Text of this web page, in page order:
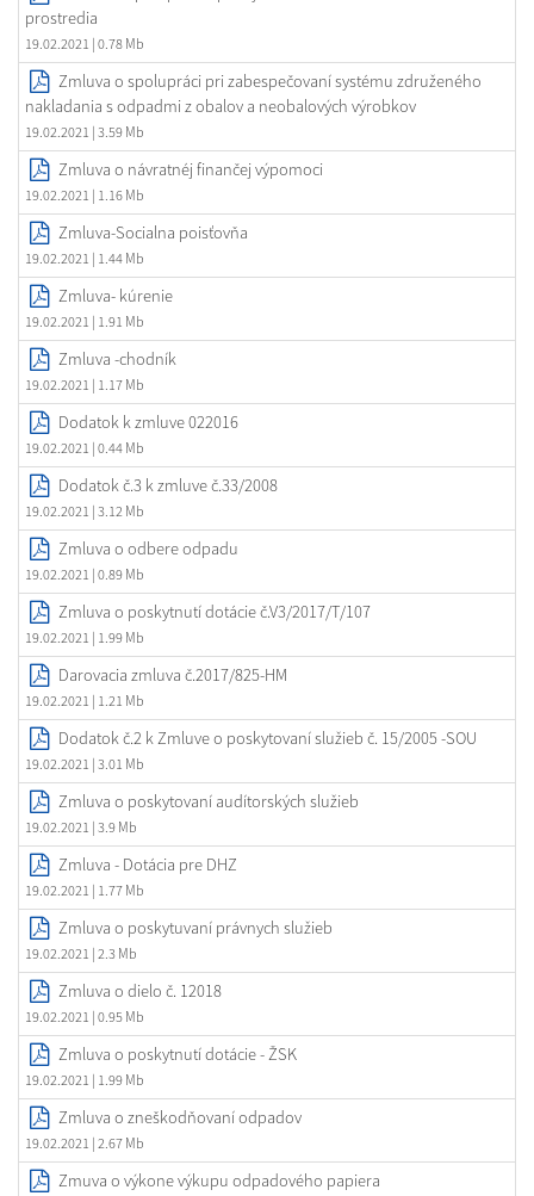
prostredia
19.02.2021 | 0.78 Mb
Zmluva o spolupráci pri zabespečovaní systému združeného
nakladania s odpadmi z obalov a neobalových výrobkov
19.02.2021 | 3.59 Mb
Zmluva o návratnéj finančej výpomoci
19.02.2021 | 1.16 Mb
Zmluva-Socialna poisťovňa
19.02.2021 | 1.44 Mb
Zmluva- kúrenie
19.02.2021 | 1.91 Mb
Zmluva -chodník
19.02.2021 | 1.17 Mb
Dodatok k zmluve 022016
19.02.2021 | 0.44 Mb
Dodatok č.3 k zmluve č.33/2008
19.02.2021 | 3.12 Mb
Zmluva o odbere odpadu
19.02.2021 | 0.89 Mb
Zmluva o poskytnutí dotácie č.V3/2017/T/107
19.02.2021 | 1.99 Mb
Darovacia zmluva č.2017/825-HM
19.02.2021 | 1.21 Mb
Dodatok č.2 k Zmluve o poskytovaní služieb č. 15/2005 -SOU
19.02.2021 | 3.01 Mb
Zmluva o poskytovaní audítorských služieb
19.02.2021 | 3.9 Mb
Zmluva - Dotácia pre DHZ
19.02.2021 | 1.77 Mb
Zmluva o poskytuvaní právnych služieb
19.02.2021 | 2.3 Mb
Zmluva o dielo č. 12018
19.02.2021 | 0.95 Mb
Zmluva o poskytnutí dotácie - ŽSK
19.02.2021 | 1.99 Mb
Zmluva o zneškodňovaní odpadov
19.02.2021 | 2.67 Mb
Zmuva o výkone výkupu odpadového papiera